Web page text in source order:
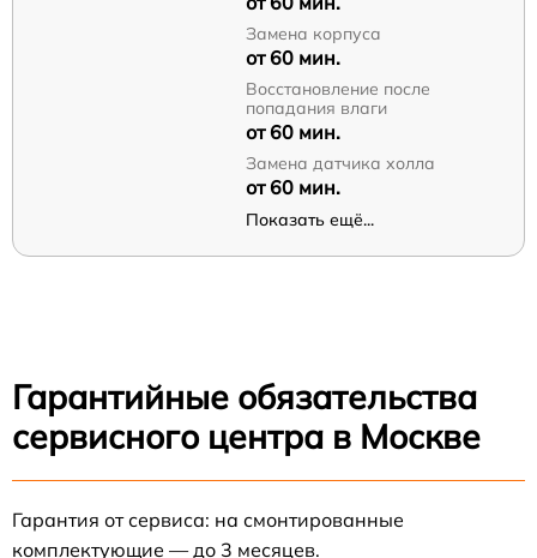
Замена корпуса
от 60 мин.
Восстановление после
попадания влаги
от 60 мин.
Замена датчика холла
от 60 мин.
Показать ещё...
Гарантийные обязательства
сервисного центра в Москве
Гарантия от сервиса: на смонтированные
комплектующие — до 3 месяцев.